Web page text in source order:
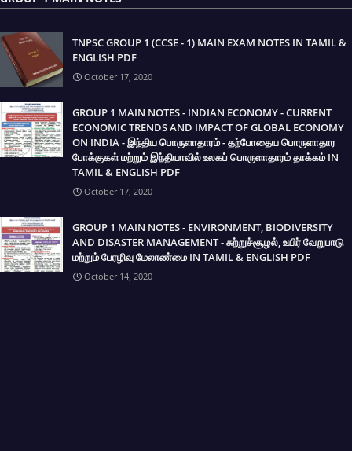
TNPSC GROUP 1 (CCSE - 1) MAIN EXAM NOTES IN TAMIL &
ENGLISH PDF
October 17, 2020
GROUP 1 MAIN NOTES - INDIAN ECONOMY - CURRENT
ECONOMIC TRENDS AND IMPACT OF GLOBAL ECONOMY
ON INDIA - இந்திய பொருளாதாரம் - தற்போதைய பொருளாதார
போக்குகள் மற்றும் இந்தியாவில் உலகப் பொருளாதாரம் தாக்கம் IN
TAMIL & ENGLISH PDF
October 17, 2020
GROUP 1 MAIN NOTES - ENVIRONMENT, BIODIVERSITY
AND DISASTER MANAGEMENT - சுற்றுச்சூழல், உயிர் வேறுபாடு
மற்றும் பேரழிவு மேலாண்மை IN TAMIL & ENGLISH PDF
October 14, 2020